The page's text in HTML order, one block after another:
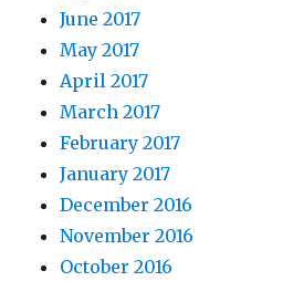
June 2017
May 2017
April 2017
March 2017
February 2017
January 2017
December 2016
November 2016
October 2016